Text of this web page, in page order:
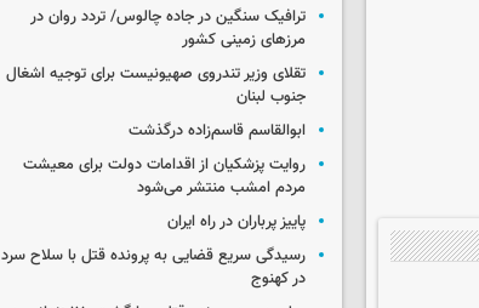
ترافیک سنگین در جاده چالوس/ تردد روان در
مرزهای زمینی کشور
تقلای وزیر تندروی صهیونیست برای توجیه اشغال
جنوب لبنان
ابوالقاسم قاسم‌زاده درگذشت
روایت پزشکیان از اقدامات دولت برای معیشت
مردم امشب منتشر می‌شود
پاییز پرباران در راه ایران
رسیدگی سریع قضایی به پرونده قتل با سلاح سرد
در کهنوج